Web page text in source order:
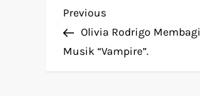
P
o
Previous
Post
Previous
Olivia Rodrigo
Musik “Vampire”.